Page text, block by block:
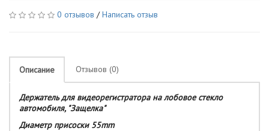
0 отзывов /Написать отзыв
Описание Отзывов (0)
Держатель для видеорегистратора на лобовое стекло
автомобиля, "Защелка"
Диаметр присоски 55mm